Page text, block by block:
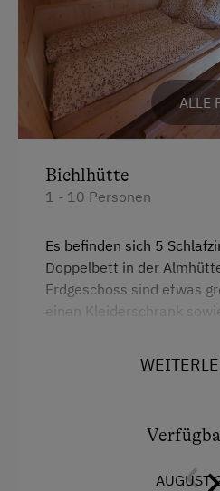
Kinder-Ausstattung
Kinder sind willkommen
Ausstattung der
Bettwäsche vorhanden
Geschirr vorhanden
Holzterrasse
Terrasse
Ohne Verpflegung
Freizeitaktivitäten am
ALLE
Bichlhütte
1 - 10 Personen
Es befinden sich 5
Doppelbett in der
Erdgeschoss sind etwas
einen Kleiderschrank
Truhe zur
Aussicht auf eine
AUGUST